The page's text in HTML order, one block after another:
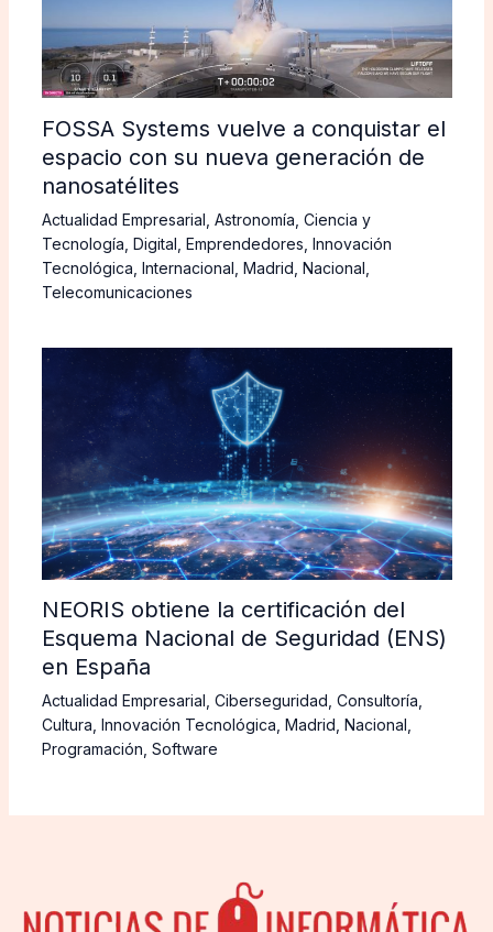
FOSSA Systems vuelve a conquistar el
espacio con su nueva generación de
nanosatélites
Actualidad Empresarial Astronomía Ciencia y
Tecnología Digital Emprendedores Innovación
Tecnológica Internacional Madrid Nacional
Telecomunicaciones
NEORIS obtiene la certificación del
Esquema Nacional de Seguridad (ENS)
en España
Actualidad Empresarial Ciberseguridad Consultoría
Cultura Innovación Tecnológica Madrid Nacional
Programación Software